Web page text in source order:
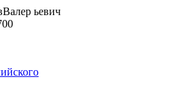
Валер ьевич